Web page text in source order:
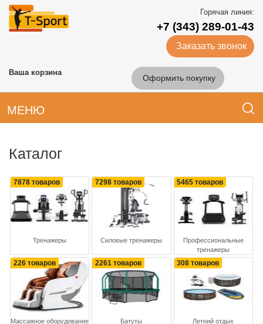
Горячая линия:
+7 (343) 289-01-43
Заказать звонок
Ваша корзина
Оформить покупку
МЕНЮ
Каталог
7878 товаров
Тренажеры
7298 товаров
Силовые тренажеры
5465 товаров
Профессиональные
тренажеры
226 товаров
Массажное оборудование
2261 товаров
Батуты
308 товаров
Летний отдых